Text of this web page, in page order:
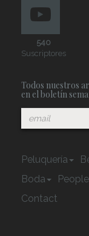
540
Suscriptores
Todos nuestros
en el boletín
Peluquería
Boda
People
Contact